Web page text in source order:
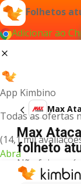
Folhetos
Adicionar ao
App Kimbino
Todas as ofertas
(14,1 mil
Abra
Max
Max
folheto
Não foi
para este